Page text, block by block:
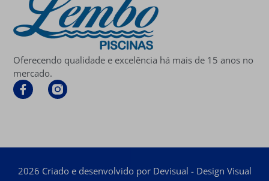
Oferecendo qualidade e excelência há mais de 15 anos no
mercado.
2026 Criado e desenvolvido por Devisual - Design Visual